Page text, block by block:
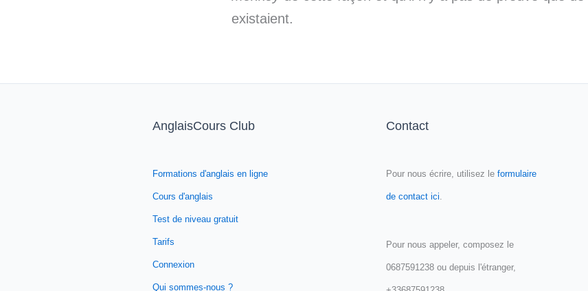
existaient.
AnglaisCours Club
Formations d'anglais en ligne
Cours d'anglais
Test de niveau gratuit
Tarifs
Connexion
Qui sommes-nous ?
Contact
Pour nous écrire, utilisez le formulaire
de contact ici.
Pour nous appeler, composez le
0687591238 ou depuis l'étranger,